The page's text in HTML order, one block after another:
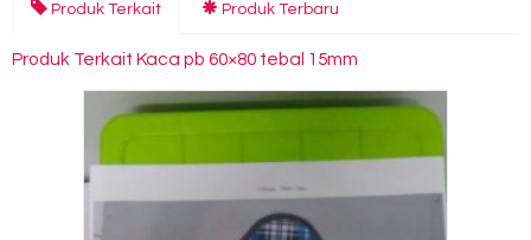
Produk Terkait Produk Terbaru
Produk Terkait Kaca pb 60×80 tebal 15mm